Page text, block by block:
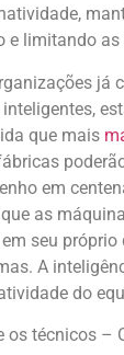
e limitando as
já
que mais
em
as
seu próprio
A
do
os técnicos –